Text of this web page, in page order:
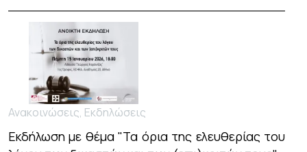
Ανακοινώσεις, Εκδηλώσεις
Εκδήλωση με θέμα "Τα όρια της ελευθερίας του